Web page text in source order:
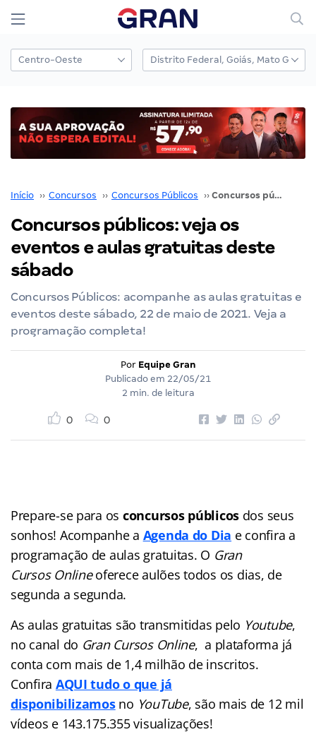
Início ›› Concursos ›› Concursos Públicos ›› Concursos públicos: veja os eventos e aulas gratuitas deste sábado
Concursos públicos: veja os
eventos e aulas gratuitas deste
sábado
Concursos Públicos: acompanhe as aulas gratuitas e
eventos deste sábado, 22 de maio de 2021. Veja a
programação completa!
Por Equipe Gran
Publicado em 22/05/21
2 min. de leitura
0 0
Prepare-se para os concursos públicos dos seus
sonhos! Acompanhe a Agenda do Dia e confira a
programação de aulas gratuitas. O Gran
Cursos Onlineoferece aulões todos os dias, de
segunda a segunda.
As aulas gratuitas são transmitidas pelo Youtube,
no canal do Gran Cursos Online, a plataforma já
conta com mais de 1,4 milhão de inscritos.
Confira AQUI tudo o que já
disponibilizamosno YouTube, são mais de 12 mil
vídeos e 143.175.355 visualizações!